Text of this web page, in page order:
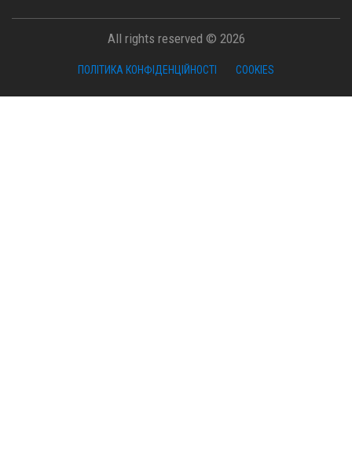
All rights reserved © 2026
ПОЛІТИКА КОНФІДЕНЦІЙНОСТІ COOKIES